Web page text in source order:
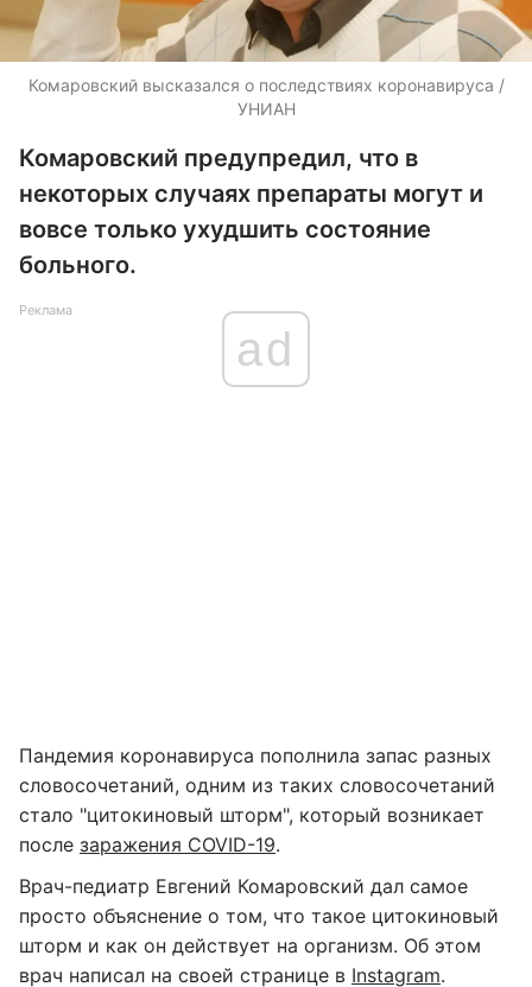
Комаровский высказался о последствиях коронавируса /
УНИАН
Комаровский предупредил, что в
некоторых случаях препараты могут и
вовсе только ухудшить состояние
больного.
Реклама
ad
Пандемия коронавируса пополнила запас разных
словосочетаний, одним из таких словосочетаний
стало "цитокиновый шторм", который возникает
после заражения COVID-19.
Врач-педиатр Евгений Комаровский дал самое
просто объяснение о том, что такое цитокиновый
шторм и как он действует на организм. Об этом
врач написал на своей странице в Instagram.